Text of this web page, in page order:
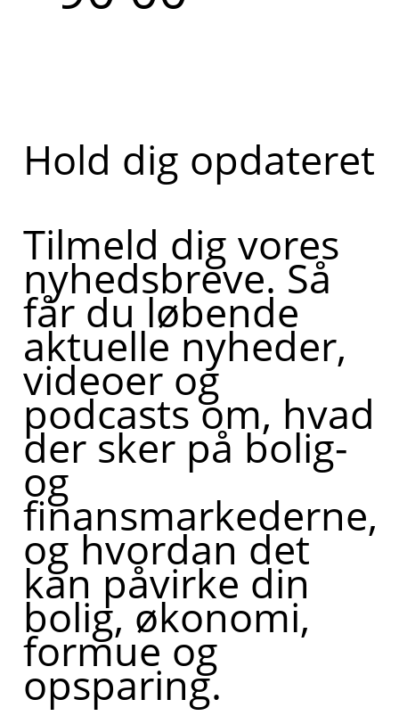
Hold dig opdateret
Tilmeld dig vores
nyhedsbreve. Så
får du løbende
aktuelle nyheder,
videoer og
podcasts om, hvad
der sker på bolig-
og
finansmarkederne,
og hvordan det
kan påvirke din
bolig, økonomi,
formue og
opsparing.